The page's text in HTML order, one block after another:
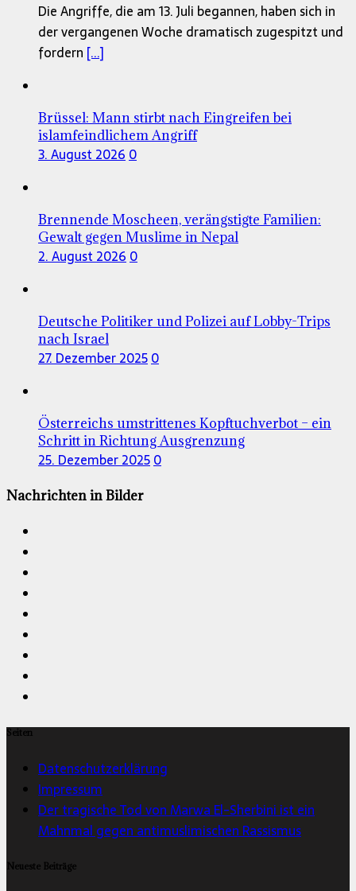
Die Angriffe, die am 13. Juli begannen, haben sich in
der vergangenen Woche dramatisch zugespitzt und
fordern [...]
Brüssel: Mann stirbt nach Eingreifen bei
islamfeindlichem Angriff
3. August 2026 0
Brennende Moscheen, verängstigte Familien:
Gewalt gegen Muslime in Nepal
2. August 2026 0
Deutsche Politiker und Polizei auf Lobby-Trips
nach Israel
27. Dezember 20250
Österreichs umstrittenes Kopftuchverbot – ein
Schritt in Richtung Ausgrenzung
25. Dezember 20250
Nachrichten in Bilder
Seiten
Datenschutzerklärung
Impressum
Der tragische Tod von Marwa El-Sherbini ist ein
Mahnmal gegen antimuslimischen Rassismus
Neueste Beiträge